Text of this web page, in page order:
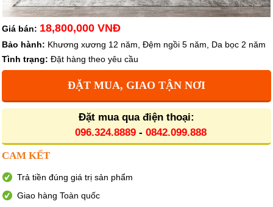
Giá bán: 18,800,000 VNĐ
Bảo hành: Khương xương 12 năm, Đệm ngồi 5 năm, Da bọc 2 năm
Tình trạng: Đặt hàng theo yêu cầu
ĐẶT MUA, GIAO TẬN NƠI
Đặt mua qua điện thoại:
096.324.8889- 0842.099.888
CAM KẾT
Trả tiền đúng giá trị sản phẩm
Giao hàng Toàn quốc